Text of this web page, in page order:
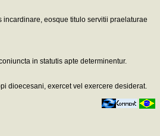
eosque titulo servitii praelaturae
in statutis apte determinentur.
dioecesani, exercet vel exercere desiderat.